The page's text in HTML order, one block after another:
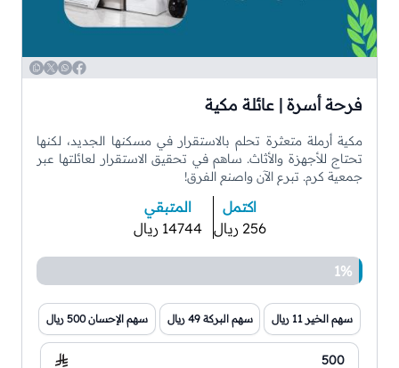
Facebook
WhatsApp
Twitter
Copy
فرحة أسرة | عائلة مكية
مكية أرملة متعثرة تحلم بالاستقرار في مسكنها الجديد، لكنها
تحتاج للأجهزة والأثاث. ساهم في تحقيق الاستقرار لعائلتها عبر
جمعية كرم. تبرع الآن واصنع الفرق!
اكتمل
256 ريال
المتبقي
14744 ريال
1%
سهم الخير 11 ريال سهم البركة 49 ريال سهم الإحسان 500 ريال